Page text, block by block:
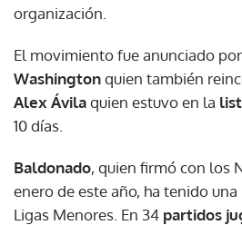
organización.
El movimiento fue anunciado
Washingtonquien también
Alex Ávilaquien estuvo en la
10 días.
Baldonado, quien firmó con los
enero de este año, ha tenido
Ligas Menores. En 34 partidos